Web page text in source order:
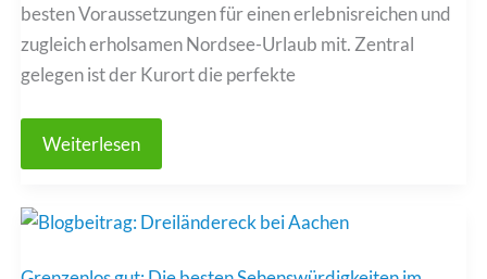
besten Voraussetzungen für einen erlebnisreichen und
zugleich erholsamen Nordsee-Urlaub mit. Zentral
gelegen ist der Kurort die perfekte
Großartige
und
Umgebung,
du
Weiterlesen